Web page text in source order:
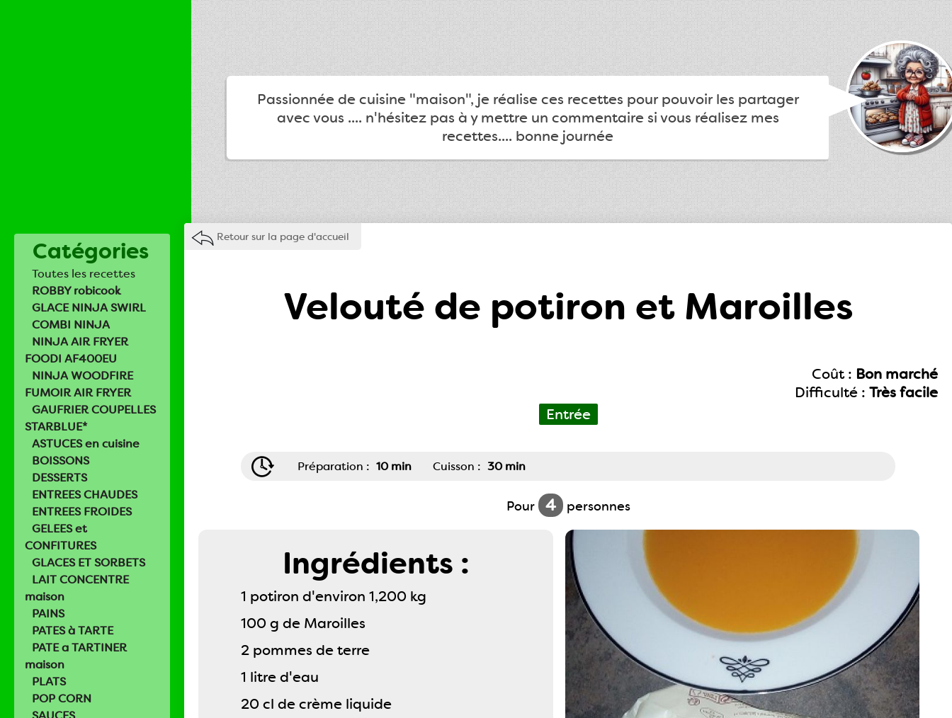
Passionnée de cuisine "maison", je réalise ces recettes pour pouvoir les partager
avec vous .... n'hésitez pas à y mettre un commentaire si vous réalisez mes
recettes.... bonne journée
Catégories
Toutes les recettes
ROBBY robicook
GLACE NINJA SWIRL
COMBI NINJA
NINJA AIR FRYER
FOODI AF400EU
NINJA WOODFIRE
FUMOIR AIR FRYER
GAUFRIER COUPELLES
STARBLUE*
ASTUCES en cuisine
BOISSONS
DESSERTS
ENTREES CHAUDES
ENTREES FROIDES
GELEES et
CONFITURES
GLACES ET SORBETS
LAIT CONCENTRE
maison
PAINS
PATES à TARTE
PATE a TARTINER
maison
PLATS
POP CORN
Retour sur la page d'accueil
Velouté de potiron et Maroilles
Coût : Bon marché
Difficulté : Très facile
Entrée
Préparation : 10 min Cuisson : 30 min
Pour 4 personnes
Ingrédients :
1 potiron d'environ 1,200 kg
100 g de Maroilles
2 pommes de terre
1 litre d'eau
20 cl de crème liquide